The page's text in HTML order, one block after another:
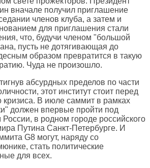
вначале получил приглашение
членов клуба, а затем и
для приглашения стали
что, будучи членом "большой
пусть не дотягивающая до
образом превратится в такую
Чуда не произошло.
абсурдных пределов по части
этот институт стоит перед
кризиса. В июле саммит в рамках
должен впервые пройти под
России, в родном городе российского
Путина Санкт-Петербурге. И
G8 могут, наряду со
стать политические
для всех.